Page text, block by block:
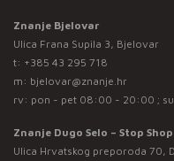
Znanje Bjelovar
Ulica Frana Supila 3, Bjelovar
t: +385 43 295 718
m: bjelovar@znanje.hr
rv: pon - pet 08:00 - 20:00 ;
Znanje Dugo Selo – Stop Shop
Ulica Hrvatskog preporoda 70,